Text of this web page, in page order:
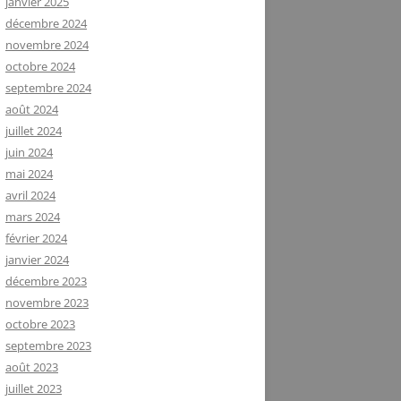
décembre 2024
novembre 2024
octobre 2024
septembre 2024
août 2024
juillet 2024
juin 2024
mai 2024
avril 2024
mars 2024
février 2024
janvier 2024
décembre 2023
novembre 2023
octobre 2023
septembre 2023
août 2023
juillet 2023